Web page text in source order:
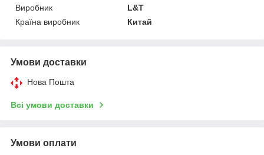
Виробник
L&T
Країна виробник
Китай
Умови доставки
Нова Пошта
Всі умови доставки
Умови оплати